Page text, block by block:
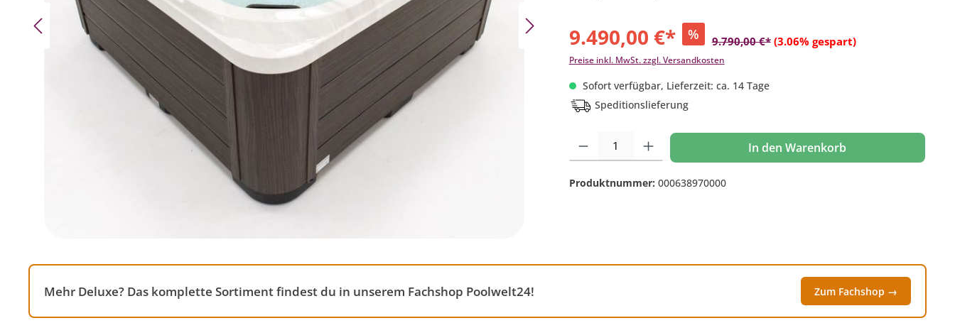
9.490,00 €* % 9.790,00 €* (3.06% gespart)
Preise inkl. MwSt. zzgl. Versandkosten
Sofort verfügbar, Lieferzeit: ca. 14 Tage
Speditionslieferung
Produkt Anzahl: Gib den gewünschten Wert ein oder benutze die Schaltflächen um die
In den Warenkorb
Produktnummer: 000638970000
Mehr Deluxe? Das komplette Sortiment findest du in unserem Fachshop Poolwelt24! Zum Fachshop →